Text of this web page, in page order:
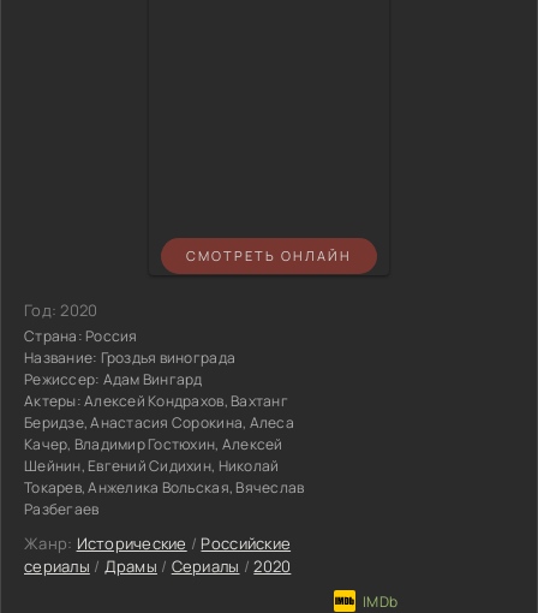
СМОТРЕТЬ ОНЛАЙН
Год:2020
Страна: Россия
Название: Гроздья винограда
Режиссер: Адам Вингард
Актеры:Алексей Кондрахов, Вахтанг
Беридзе, Анастасия Сорокина, Алеса
Качер, Владимир Гостюхин, Алексей
Шейнин, Евгений Сидихин, Николай
Токарев, Анжелика Вольская, Вячеслав
Разбегаев
Жанр: Исторические / Российские
сериалы / Драмы / Сериалы /2020